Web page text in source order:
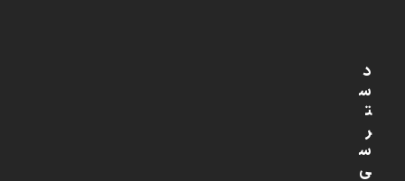
د
س
ت
ر
س
ی